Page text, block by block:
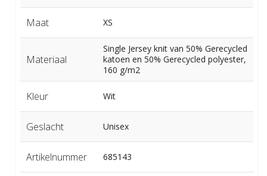
Maat XS
Materiaal
Single Jersey knit van 50% Gerecycled
katoen en 50% Gerecycled polyester,
160 g/m2
Kleur Wit
Geslacht Unisex
Artikelnummer 685143